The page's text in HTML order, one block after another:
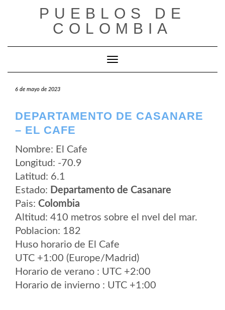
PUEBLOS DE
COLOMBIA
Cambiar modo de navegación
6 de mayo de 2023
DEPARTAMENTO DE CASANARE
– EL CAFE
Nombre: El Cafe
Longitud: -70.9
Latitud: 6.1
Estado: Departamento de Casanare
Pais: Colombia
Altitud: 410 metros sobre el nvel del mar.
Poblacion: 182
Huso horario de El Cafe
UTC +1:00 (Europe/Madrid)
Horario de verano : UTC +2:00
Horario de invierno : UTC +1:00